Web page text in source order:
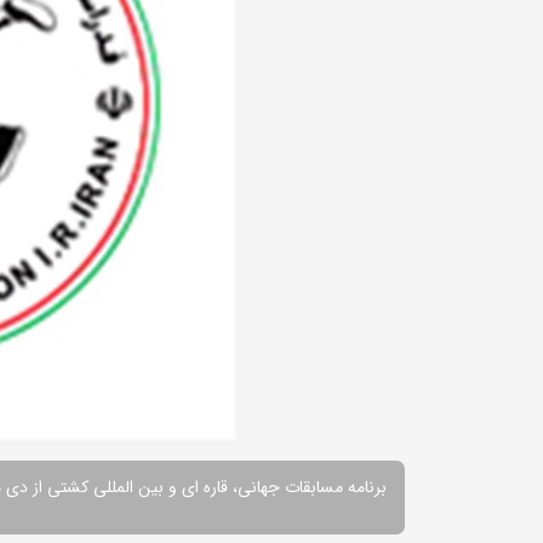
برنامه مسابقات جهانی، قاره ای و بین المللی کشتی از دی ماه 91 تا پایان